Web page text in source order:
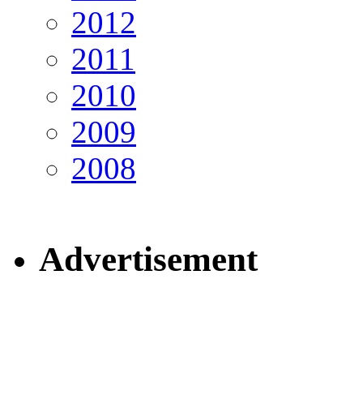
2012
2011
2010
2009
2008
Advertisement